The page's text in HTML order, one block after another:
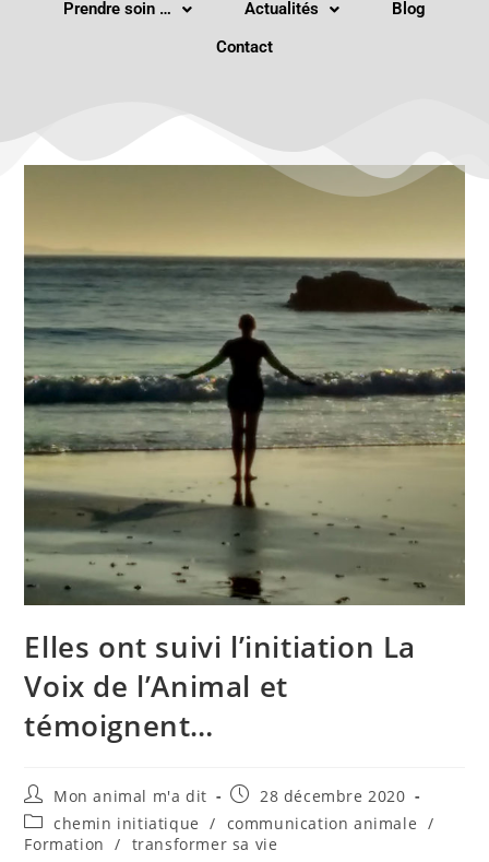
Prendre soin …
Actualités
Blog
Contact
Elles ont suivi l’initiation La
Voix de l’Animal et
témoignent…
Mon animal m'a dit
28 décembre 2020
chemin initiatique
/ communication animale /
Formation
/ transformer sa vie